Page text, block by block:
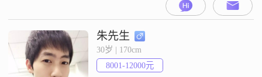
3000元以下，虽然不算高薪，但我
很满足于现在的生活状态##3002##
我学历是中专，在这个社会可能不
算高，但我一直在努力提升自己
##3002##我性格随和，容易相处，
不喜欢与人计较，更愿意用平和的
朱先生
30岁 | 170cm
8001-12000元